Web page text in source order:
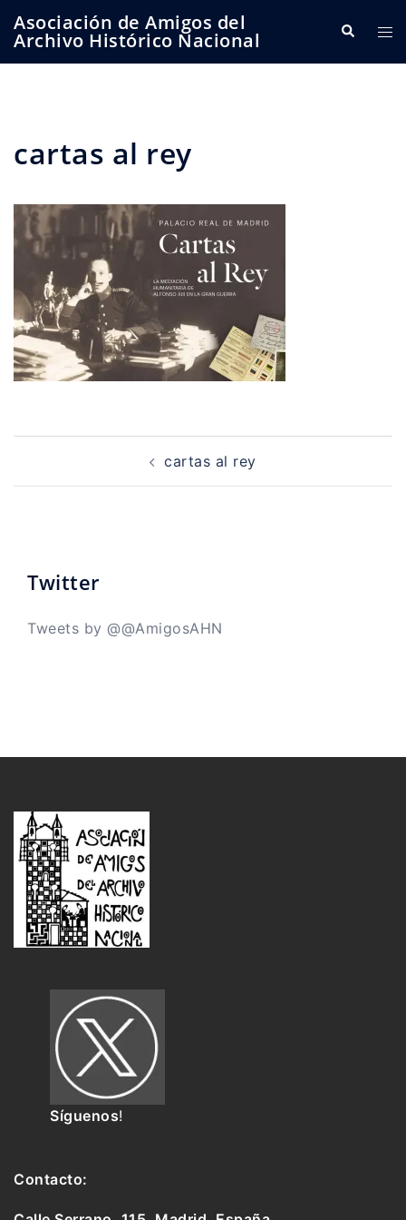
Asociación de Amigos del
Archivo Histórico Nacional Buscar
cartas al rey
Navegación
entradas
cartas al rey
Twitter
Tweets by @@AmigosAHN
Síguenos!
Contacto: